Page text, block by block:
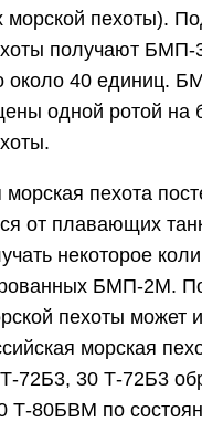
морской пехоты).
получают БМП-
около 40 единиц.
одной ротой на
морская пехота
от плавающих
некоторое
БМП-2М.
пехоты может
морская
72Б3, 30 Т-72Б3
Т-80БВМ по